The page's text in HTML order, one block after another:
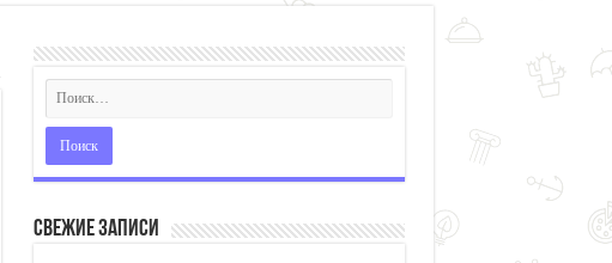
Свежие записи